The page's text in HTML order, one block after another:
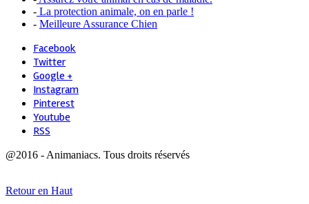
- La protection animale, on en parle !
- Meilleure Assurance Chien
Facebook
Twitter
Google +
Instagram
Pinterest
Youtube
RSS
@2016 - Animaniacs. Tous droits réservés
Retour en Haut